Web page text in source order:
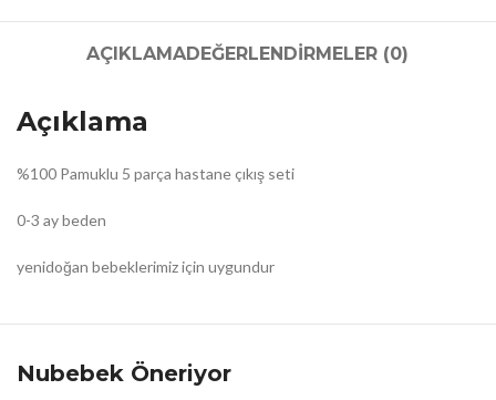
AÇIKLAMADEĞERLENDIRMELER (0)
Açıklama
%100 Pamuklu 5 parça hastane çıkış seti
0-3 ay beden
yenidoğan bebeklerimiz için uygundur
Nubebek Öneriyor